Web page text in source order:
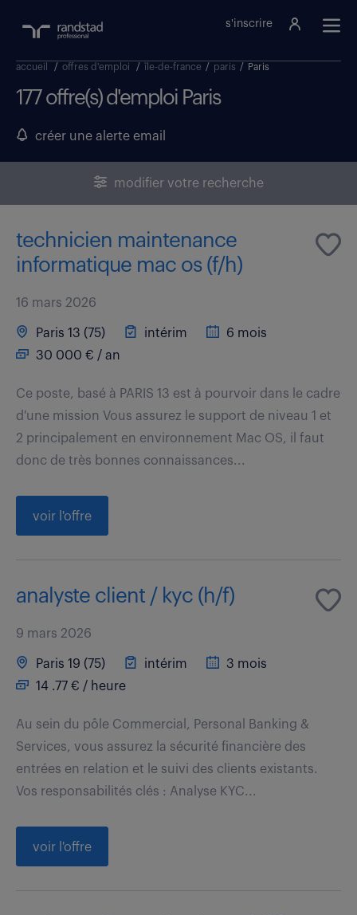
s'inscrire
accueil / offres d'emploi / île-de-france / paris / Paris
177 offre(s) d'emploi Paris
créer une alerte email
modifier votre recherche
technicien maintenance
informatique mac os (f/h)
16 mars 2026
Paris 13 (75) intérim
6 mois
30 000 € / an
Ce poste, basé à PARIS 13 est à pourvoir dans le cadre
d'une mission Vous assurez le support de niveau 1 et
2 principalement en environnement Mac OS, il faut
donc de très bonnes connaissances...
voir l'offre
analyste client / kyc (h/f)
9 mars 2026
Paris 19 (75) intérim
3 mois
14 .77 € / heure
Au sein du pôle Commercial, Personal Banking &
Services, vous assurez la sécurité financière des
entrées en relation et le suivi des clients existants.
Vos responsabilités clés : Analyse KYC...
voir l'offre